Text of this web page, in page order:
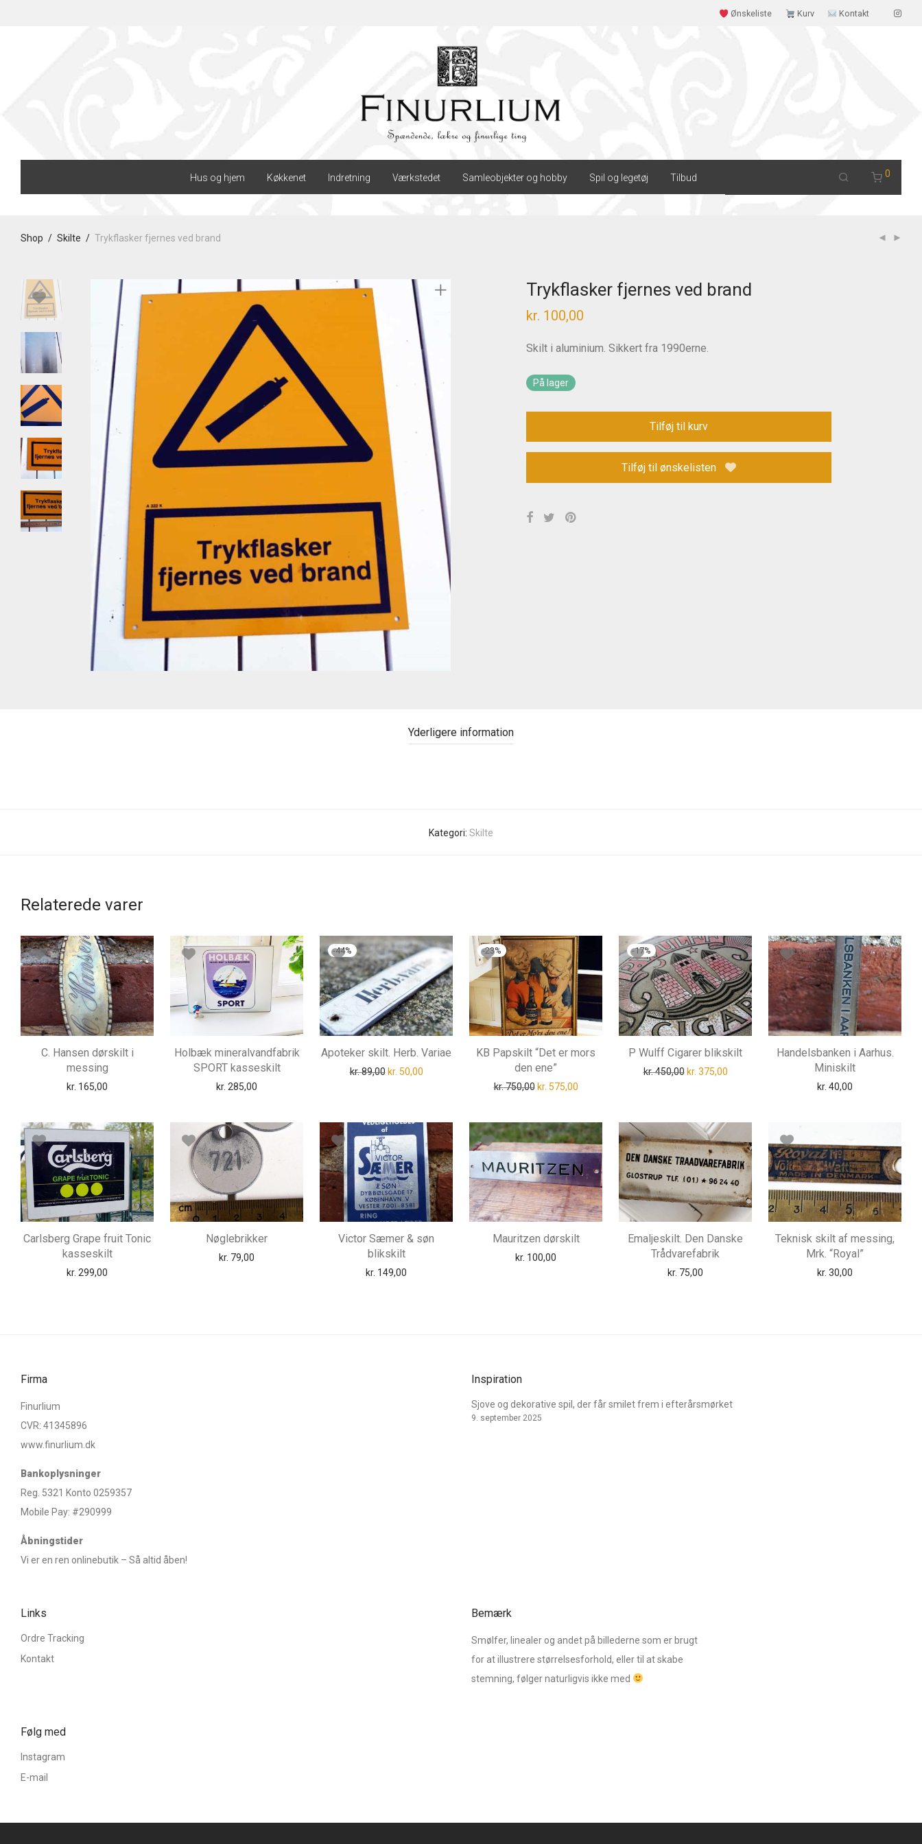
Ønskeliste Kurv Kontakt
Hus og hjem Køkkenet Indretning Værkstedet Samleobjekter og hobby Spil og legetøj Tilbud 0
Shop / Skilte / Trykflasker fjernes ved brand
Trykflasker fjernes ved brand
kr. 100,00
Skilt i aluminium. Sikkert fra 1990erne.
På lager
Tilføj til kurv
Tilføj til ønskelisten
Yderligere information
Kategori: Skilte
Relaterede varer
C. Hansen dørskilt i
messing
kr. 165,00
Holbæk mineralvandfabrik
SPORT kasseskilt
kr. 285,00
-44%
Apoteker skilt. Herb. Variae
kr.89,00 Den oprindelige pris var: kr. 89,00.
kr. 50,00Den aktuelle pris er: kr. 50,00.
-23%
KB Papskilt “Det er mors
den ene”
kr.750,00 Den oprindelige pris var: kr. 750,00.
kr. 575,00Den aktuelle pris er: kr. 575,00.
-17%
P Wulff Cigarer blikskilt
kr.450,00 Den oprindelige pris var: kr. 450,00.
kr. 375,00Den aktuelle pris er: kr. 375,00.
Handelsbanken i Aarhus.
Miniskilt
kr. 40,00
Carlsberg Grape fruit Tonic
kasseskilt
kr. 299,00
Nøglebrikker
kr. 79,00
Victor Sæmer & søn
blikskilt
kr. 149,00
Mauritzen dørskilt
kr. 100,00
Emaljeskilt. Den Danske
Trådvarefabrik
kr. 75,00
Teknisk skilt af messing,
Mrk. “Royal”
kr. 30,00
Firma
Finurlium
CVR: 41345896
www.finurlium.dk
Bankoplysninger
Reg. 5321 Konto 0259357
Mobile Pay: #290999
Åbningstider
Vi er en ren onlinebutik – Så altid åben!
Inspiration
Sjove og dekorative spil, der får smilet frem i efterårsmørket
9. september 2025
Links
Ordre Tracking
Kontakt
Bemærk
Smølfer, linealer og andet på billederne som er brugt
for at illustrere størrelsesforhold, eller til at skabe
stemning, følger naturligvis ikke med
Følg med
Instagram
E-mail